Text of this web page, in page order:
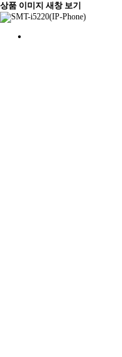
상품 이미지 새창 보기